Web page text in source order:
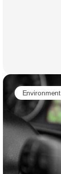
Environment